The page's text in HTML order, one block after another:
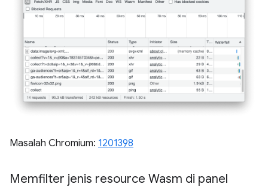
Masalah Chromium: 1201398
Memfilter jenis resource Wasm di panel